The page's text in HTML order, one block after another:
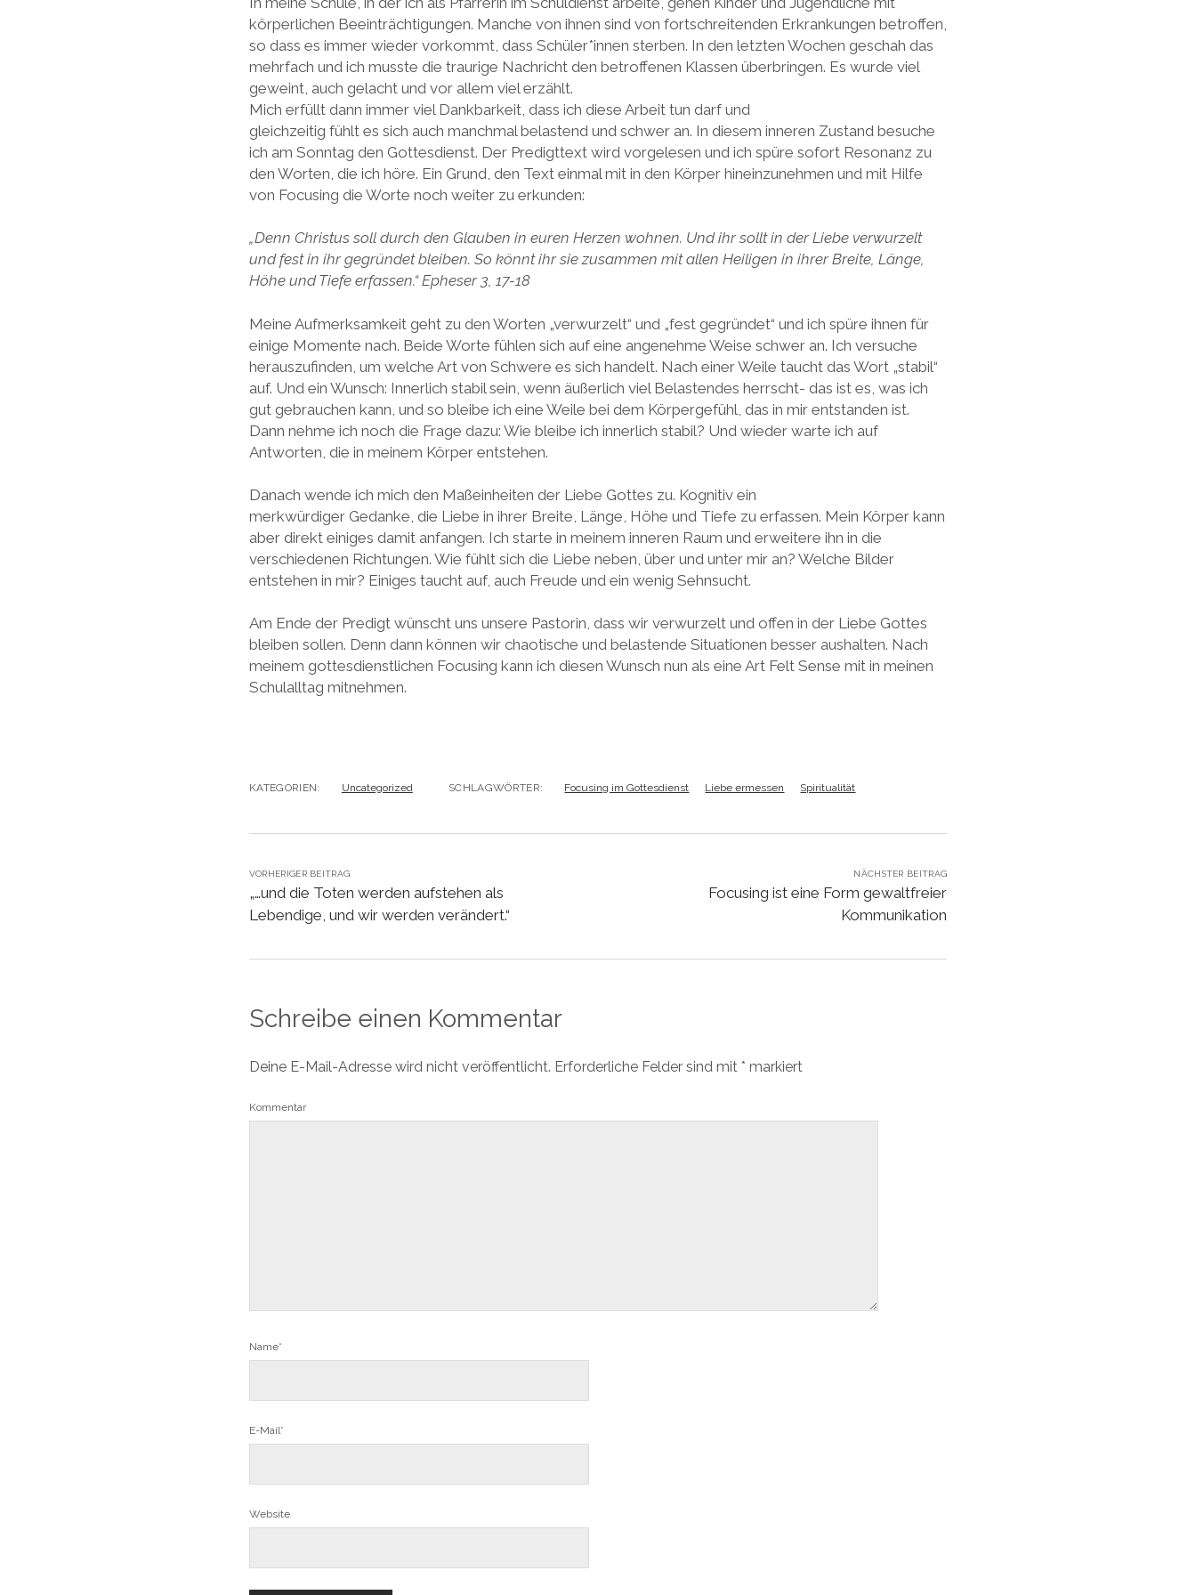
körperlichen Beeinträchtigungen. Manche von ihnen sind von fortschreitenden Erkrankungen betroffen,
so dass es immer wieder vorkommt, dass Schüler*innen sterben. In den letzten Wochen geschah das
mehrfach und ich musste die traurige Nachricht den betroffenen Klassen überbringen. Es wurde viel
geweint, auch gelacht und vor allem viel erzählt.
Mich erfüllt dann immer viel Dankbarkeit, dass ich diese Arbeit tun darf und
gleichzeitig fühlt es sich auch manchmal belastend und schwer an. In diesem inneren Zustand besuche
ich am Sonntag den Gottesdienst. Der Predigttext wird vorgelesen und ich spüre sofort Resonanz zu
den Worten, die ich höre. Ein Grund, den Text einmal mit in den Körper hineinzunehmen und mit Hilfe
von Focusing die Worte noch weiter zu erkunden:
„Denn Christus soll durch den Glauben in euren Herzen wohnen. Und ihr sollt in der Liebe verwurzelt
und fest in ihr gegründet bleiben. So könnt ihr sie zusammen mit allen Heiligen in ihrer Breite, Länge,
Höhe und Tiefe erfassen.“ Epheser 3, 17-18
Meine Aufmerksamkeit geht zu den Worten „verwurzelt“ und „fest gegründet“ und ich spüre ihnen für
einige Momente nach. Beide Worte fühlen sich auf eine angenehme Weise schwer an. Ich versuche
herauszufinden, um welche Art von Schwere es sich handelt. Nach einer Weile taucht das Wort „stabil“
auf. Und ein Wunsch: Innerlich stabil sein, wenn äußerlich viel Belastendes herrscht- das ist es, was ich
gut gebrauchen kann, und so bleibe ich eine Weile bei dem Körpergefühl, das in mir entstanden ist.
Dann nehme ich noch die Frage dazu: Wie bleibe ich innerlich stabil? Und wieder warte ich auf
Antworten, die in meinem Körper entstehen.
Danach wende ich mich den Maßeinheiten der Liebe Gottes zu. Kognitiv ein
merkwürdiger Gedanke, die Liebe in ihrer Breite, Länge, Höhe und Tiefe zu erfassen. Mein Körper kann
aber direkt einiges damit anfangen. Ich starte in meinem inneren Raum und erweitere ihn in die
verschiedenen Richtungen. Wie fühlt sich die Liebe neben, über und unter mir an? Welche Bilder
entstehen in mir? Einiges taucht auf, auch Freude und ein wenig Sehnsucht.
Am Ende der Predigt wünscht uns unsere Pastorin, dass wir verwurzelt und offen in der Liebe Gottes
bleiben sollen. Denn dann können wir chaotische und belastende Situationen besser aushalten. Nach
meinem gottesdienstlichen Focusing kann ich diesen Wunsch nun als eine Art Felt Sense mit in meinen
Schulalltag mitnehmen.
KATEGORIEN: Uncategorized SCHLAGWÖRTER: Focusing im Gottesdienst Liebe ermessen Spiritualität
VORHERIGER BEITRAG
„…und die Toten werden aufstehen als
Lebendige, und wir werden verändert.“
NÄCHSTER BEITRAG
Focusing ist eine Form gewaltfreier
Kommunikation
Schreibe einen Kommentar
Deine E-Mail-Adresse wird nicht veröffentlicht. Erforderliche Felder sind mit * markiert
Kommentar
Name*
E-Mail*
Website